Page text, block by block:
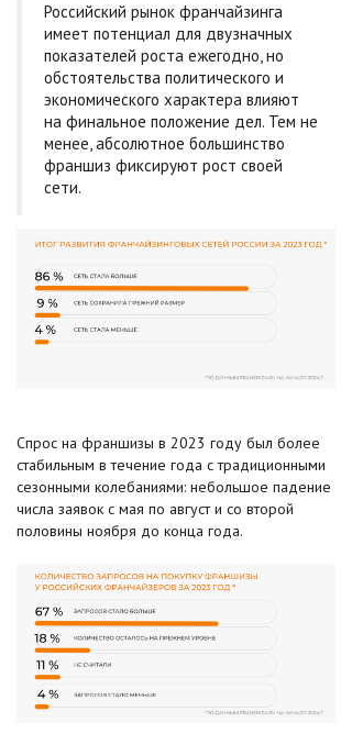
Российский рынок франчайзинга
имеет потенциал для двузначных
показателей роста ежегодно, но
обстоятельства политического и
экономического характера влияют
на финальное положение дел. Тем не
менее, абсолютное большинство
франшиз фиксируют рост своей
сети.
Спрос на франшизы в 2023 году был более
стабильным в течение года с традиционными
сезонными колебаниями: небольшое падение
числа заявок с мая по август и со второй
половины ноября до конца года.